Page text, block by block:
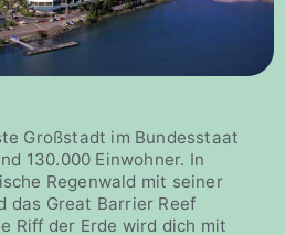
Großstadt im Bundesstaat
130.000 Einwohner. In
Regenwald mit seiner
das Great Barrier Reef
Riff der Erde wird dich mit